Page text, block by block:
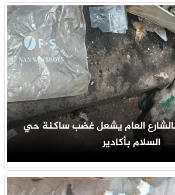
العام يشعل غضب ساكنة حي
السلام بأكادير